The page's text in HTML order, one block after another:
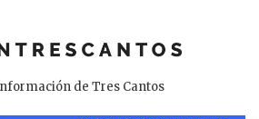
de Tres Cantos